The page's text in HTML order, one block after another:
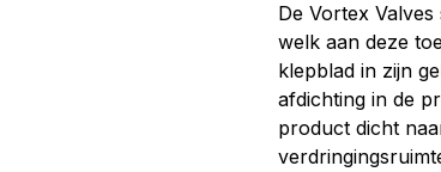
De Vortex
welk aan deze
klepblad in zijn
afdichting in de
product dicht